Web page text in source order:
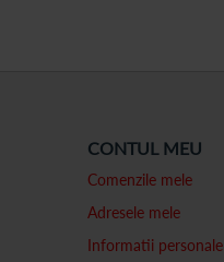
CONTUL MEU
Comenzile mele
Adresele mele
Informatii personale